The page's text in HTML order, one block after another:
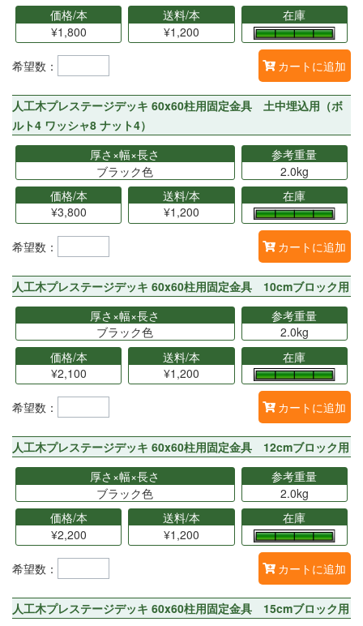
価格/本
¥1,800
送料/本
¥1,200
在庫
希望数： カートに追加
人工木プレステージデッキ 60x60柱用固定金具 土中埋込用（ボ
ルト4 ワッシャ8 ナット4）
厚さ×幅×長さ
ブラック色
参考重量
2.0kg
価格/本
¥3,800
送料/本
¥1,200
在庫
希望数： カートに追加
人工木プレステージデッキ 60x60柱用固定金具 10cmブロック用
厚さ×幅×長さ
ブラック色
参考重量
2.0kg
価格/本
¥2,100
送料/本
¥1,200
在庫
希望数： カートに追加
人工木プレステージデッキ 60x60柱用固定金具 12cmブロック用
厚さ×幅×長さ
ブラック色
参考重量
2.0kg
価格/本
¥2,200
送料/本
¥1,200
在庫
希望数： カートに追加
人工木プレステージデッキ 60x60柱用固定金具 15cmブロック用